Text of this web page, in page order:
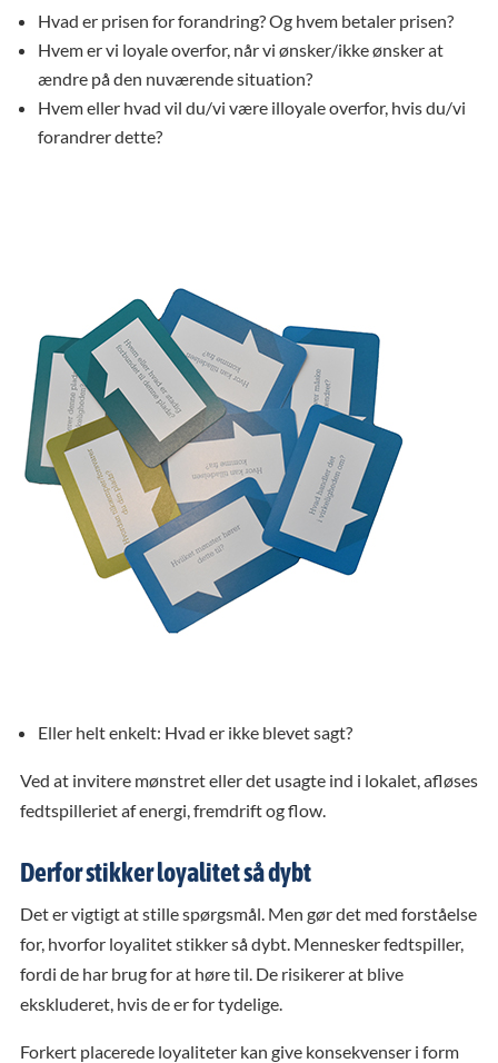
Hvad er prisen for forandring? Og hvem betaler prisen?
Hvem er vi loyale overfor, når vi ønsker/ikke ønsker at
ændre på den nuværende situation?
Hvem eller hvad vil du/vi være illoyale overfor, hvis du/vi
forandrer dette?
Eller helt enkelt: Hvad er ikke blevet sagt?
Ved at invitere mønstret eller det usagte ind i lokalet, afløses
fedtspilleriet af energi, fremdrift og flow.
Derfor stikker loyalitet så dybt
Det er vigtigt at stille spørgsmål. Men gør det med forståelse
for, hvorfor loyalitet stikker så dybt. Mennesker fedtspiller,
fordi de har brug for at høre til. De risikerer at blive
ekskluderet, hvis de er for tydelige.
Forkert placerede loyaliteter kan give konsekvenser i form